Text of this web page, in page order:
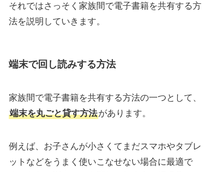
それではさっそく家族間で電子書籍を共有する方
法を説明していきます。
端末で回し読みする方法
家族間で電子書籍を共有する方法の一つとして、
端末を丸ごと貸す方法があります。
例えば、お子さんが小さくてまだスマホやタブレ
ットなどをうまく使いこなせない場合に最適で